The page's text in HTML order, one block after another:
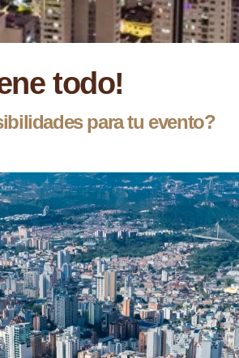
todo!
para tu evento?